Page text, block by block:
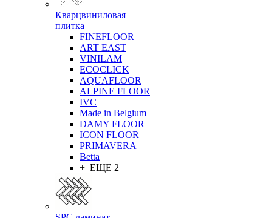
Кварцвиниловая
плитка
FINEFLOOR
ART EAST
VINILAM
ECOCLICK
AQUAFLOOR
ALPINE FLOOR
IVC
Made in Belgium
DAMY FLOOR
ICON FLOOR
PRIMAVERA
Betta
+ ЕЩЕ 2